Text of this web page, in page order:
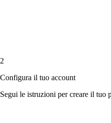
2
Configura il tuo account
Segui le istruzioni per creare il tuo